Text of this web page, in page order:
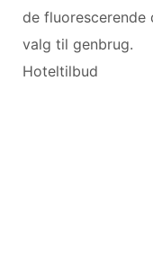
de
valg til genbrug.
Hoteltilbud